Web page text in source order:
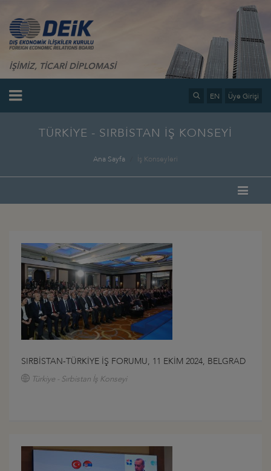
İŞİMİZ, TİCARİ DİPLOMASİ
EN Üye Girişi
TÜRKİYE - SIRBİSTAN İŞ KONSEYİ
Ana Sayfa İş Konseyleri
SIRBİSTAN-TÜRKİYE İŞ FORUMU, 11 EKİM 2024, BELGRAD
Türkiye - Sırbistan İş Konseyi